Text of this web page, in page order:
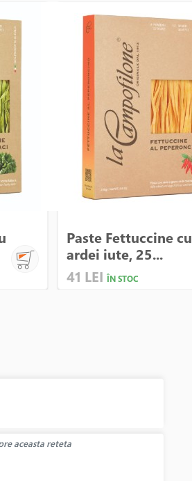
Paste Fettuccine cu
ardei iute, 25...
41 LEI ÎN STOC